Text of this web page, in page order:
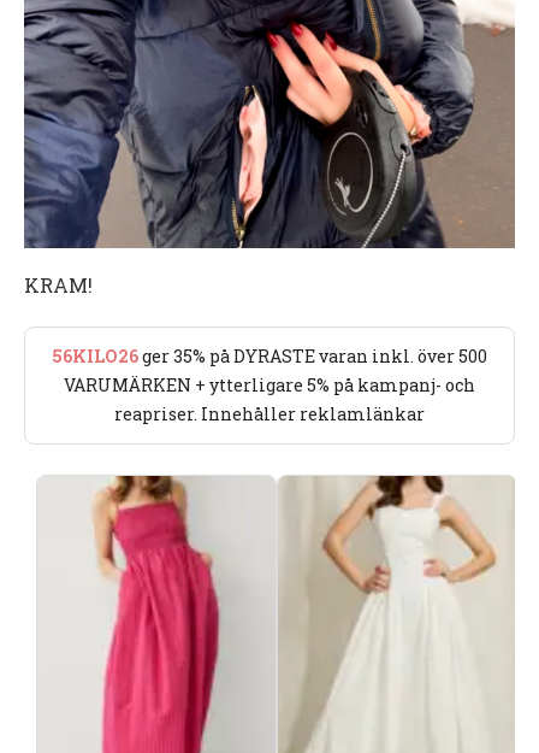
KRAM!
56KILO26ger 35% på DYRASTE varan inkl. över 500
VARUMÄRKEN + ytterligare 5% på kampanj- och
reapriser. Innehåller reklamlänkar